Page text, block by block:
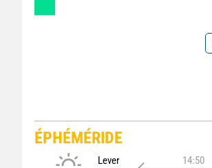
ÉPHÉMÉRIDE
Lever
14:50